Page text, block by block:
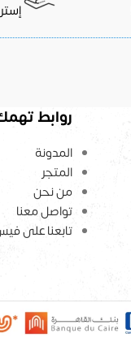
روابط
المدونة
المتجر
من نحن
تواصل معنا
تابعنا على